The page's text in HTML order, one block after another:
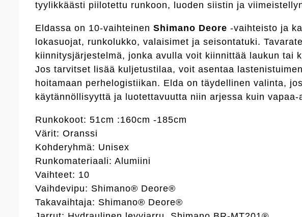
tyylikkäästi piilotettu runkoon, luoden siistin ja
Eldassa on 10-vaihteinenShimano Deore -vaihteisto ja
lokasuojat, runkolukko, valaisimet ja seisontatuki.
kiinnitysjärjestelmä, jonka avulla voit kiinnittää laukun tai
Jos tarvitset lisää kuljetustilaa, voit asentaa
hoitamaan perhelogistiikan. Elda on täydellinen valinta,
käytännöllisyyttä ja luotettavuutta niin arjessa kuin vapaa-
Runkokoot: 51cm :160cm -185cm
Värit: Oranssi
Kohderyhmä: Unisex
Runkomateriaali: Alumiini
Vaihteet: 10
Vaihdevipu: Shimano® Deore®
Takavaihtaja: Shimano® Deore®